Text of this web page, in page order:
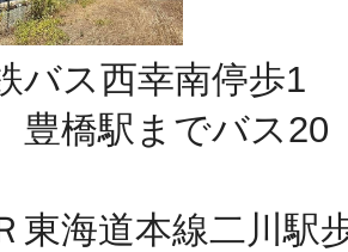
バス西幸南停歩1
橋駅までバス20
東海道本線二川駅